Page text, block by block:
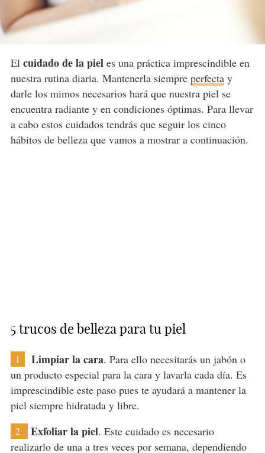
El cuidado de la piel es una práctica imprescindible en
nuestra rutina diaria. Mantenerla siempre perfectay
darle los mimos necesarios hará que nuestra piel se
encuentra radiante y en condiciones óptimas. Para llevar
a cabo estos cuidados tendrás que seguir los cinco
hábitos de belleza que vamos a mostrar a continuación.
5 trucos de belleza para tu piel
1 Limpiar la cara. Para ello necesitarás un jabón o
un producto especial para la cara y lavarla cada día. Es
imprescindible este paso pues te ayudará a mantener la
piel siempre hidratada y libre.
2 Exfoliar la piel. Este cuidado es necesario
realizarlo de una a tres veces por semana, dependiendo